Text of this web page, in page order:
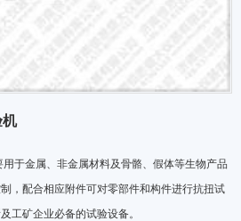
机
用于金属、非金属材料及骨骼、假体等生物产品
制，配合相应附件可对零部件和构件进行抗扭试
及工矿企业必备的试验设备。